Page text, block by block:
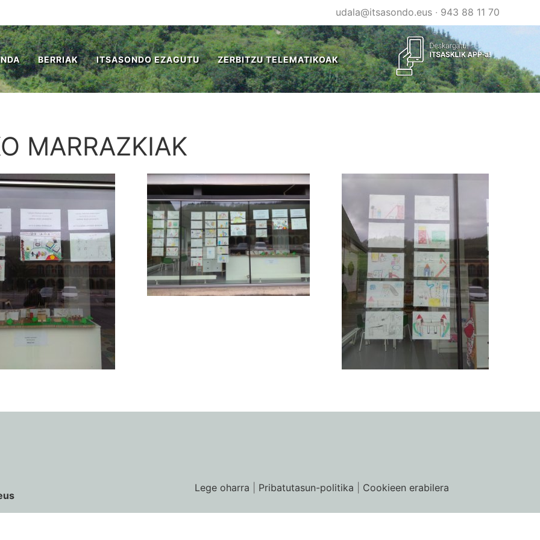
udala@itsasondo.eus· 943 88 11 70
BERRIAK ITSASONDO EZAGUTU ZERBITZU TELEMATIKOAK
MARRAZKIAK
Lege oharra Pribatutasun-politika Cookieen erabilera